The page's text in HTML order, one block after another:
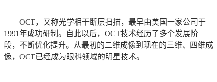
OCT，又称光学相干断层扫描，最早由美国一家公司于
1991年成功研制。自此以后，OCT技术经历了多个发展阶
段，不断优化提升。从最初的二维成像到现在的三维、四维成
像，OCT已经成为眼科领域的明星技术。